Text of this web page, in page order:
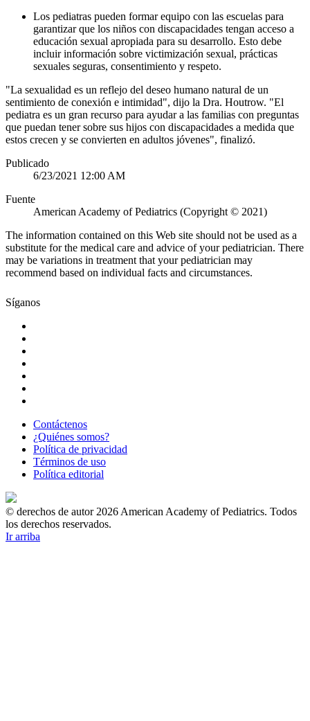
Los pediatras pueden formar equipo con las escuelas para
garantizar que los niños con discapacidades tengan acceso a
educación sexual apropiada para su desarrollo. Esto debe
incluir información sobre victimización sexual, prácticas
sexuales seguras, consentimiento y respeto.
"La sexualidad es un reflejo del deseo humano natural de un
sentimiento de conexión e intimidad", dijo la Dra. Houtrow. "El
pediatra es un gran recurso para ayudar a las familias con preguntas
que puedan tener sobre sus hijos con discapacidades a medida que
estos crecen y se convierten en adultos jóvenes", finalizó.
Publicado
6/23/2021 12:00 AM
Fuente
American Academy of Pediatrics (Copyright © 2021)
The information contained on this Web site should not be used as a
substitute for the medical care and advice of your pediatrician. There
may be variations in treatment that your pediatrician may
recommend based on individual facts and circumstances.
Síganos
Contáctenos
¿Quiénes somos?
Política de privacidad
Términos de uso
Política editorial
© derechos de autor 2026 American Academy of Pediatrics. Todos
los derechos reservados.
Ir arriba